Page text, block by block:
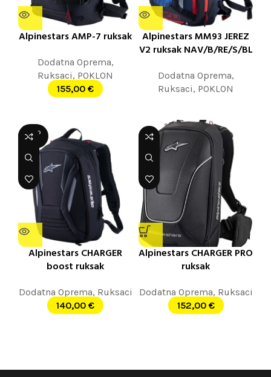
Alpinestars AMP-7 ruksak
Dodatna Oprema,
Ruksaci, POKLON
155,00 €
Alpinestars MM93 JEREZ
V2 ruksak NAV/B/RE/S/BL
Dodatna Oprema,
Ruksaci, POKLON
SOLD
OUT
Alpinestars CHARGER
boost ruksak
Dodatna Oprema, Ruksaci
140,00 €
Alpinestars CHARGER PRO
ruksak
Dodatna Oprema, Ruksaci
152,00 €